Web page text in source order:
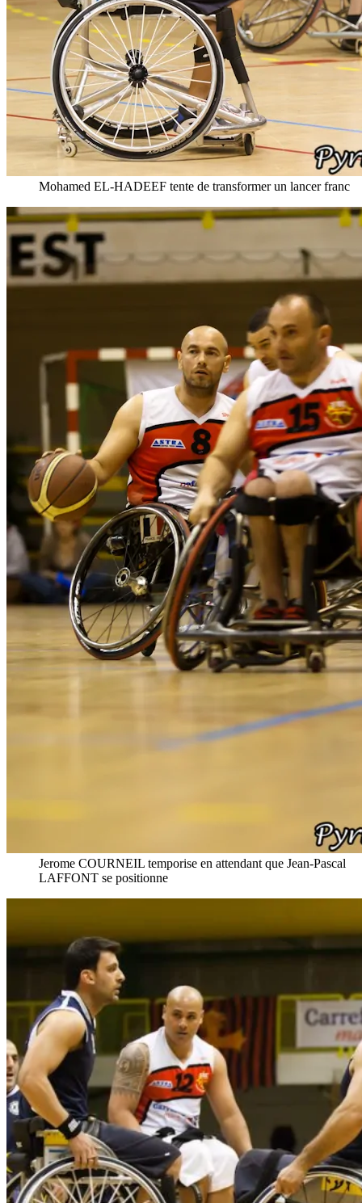
Mohamed EL-HADEEF tente de transformer un lancer franc
Jerome COURNEIL temporise en attendant que Jean-Pascal
LAFFONT se positionne